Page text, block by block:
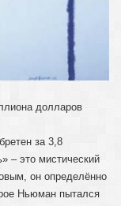
долларов
за 3,8
– это мистический
он определённо
Ньюман пытался